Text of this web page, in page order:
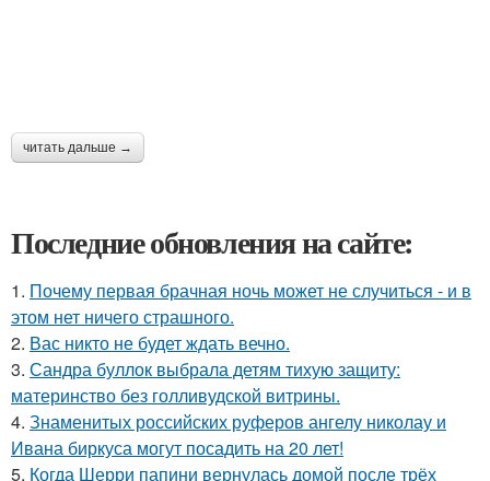
читать дальше →
Последние обновления на сайте:
1. Почему первая брачная ночь может не случиться - и в
этом нет ничего страшного.
2. Вас никто не будет ждать вечно.
3. Сандра буллок выбрала детям тихую защиту:
материнство без голливудской витрины.
4. Знаменитых российских руферов ангелу николау и
Ивана биркуса могут посадить на 20 лет!
5. Когда Шерри папини вернулась домой после трёх